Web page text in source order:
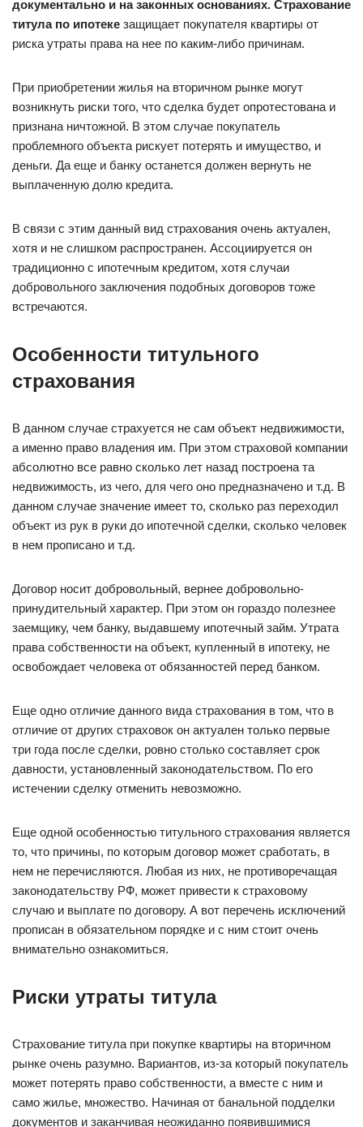
документально и на законных основаниях. Страхование
титула по ипотеке защищает покупателя квартиры от
риска утраты права на нее по каким-либо причинам.
При приобретении жилья на вторичном рынке могут
возникнуть риски того, что сделка будет опротестована и
признана ничтожной. В этом случае покупатель
проблемного объекта рискует потерять и имущество, и
деньги. Да еще и банку останется должен вернуть не
выплаченную долю кредита.
В связи с этим данный вид страхования очень актуален,
хотя и не слишком распространен. Ассоциируется он
традиционно с ипотечным кредитом, хотя случаи
добровольного заключения подобных договоров тоже
встречаются.
Особенности титульного
страхования
В данном случае страхуется не сам объект недвижимости,
а именно право владения им. При этом страховой компании
абсолютно все равно сколько лет назад построена та
недвижимость, из чего, для чего оно предназначено и т.д. В
данном случае значение имеет то, сколько раз переходил
объект из рук в руки до ипотечной сделки, сколько человек
в нем прописано и т.д.
Договор носит добровольный, вернее добровольно-
принудительный характер. При этом он гораздо полезнее
заемщику, чем банку, выдавшему ипотечный займ. Утрата
права собственности на объект, купленный в ипотеку, не
освобождает человека от обязанностей перед банком.
Еще одно отличие данного вида страхования в том, что в
отличие от других страховок он актуален только первые
три года после сделки, ровно столько составляет срок
давности, установленный законодательством. По его
истечении сделку отменить невозможно.
Еще одной особенностью титульного страхования является
то, что причины, по которым договор может сработать, в
нем не перечисляются. Любая из них, не противоречащая
законодательству РФ, может привести к страховому
случаю и выплате по договору. А вот перечень исключений
прописан в обязательном порядке и с ним стоит очень
внимательно ознакомиться.
Риски утраты титула
Страхование титула при покупке квартиры на вторичном
рынке очень разумно. Вариантов, из-за который покупатель
может потерять право собственности, а вместе с ним и
само жилье, множество. Начиная от банальной подделки
документов и заканчивая неожиданно появившимися